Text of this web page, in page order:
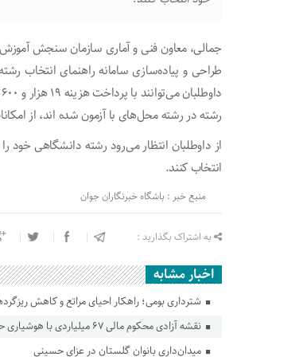
جمالی، معاون فنی و آماری سازمان سنجش
رشته در رشته محل‌های با آزمون شده اند، از
از داوطلبان انتظار می‌رود رشته دانشگاهی خود
انتخاب کنند‌.
منبع خبر : باشگاه خبرنگاران جوان
به اشتراک بگذارید :
اخبار مشابه
شترداری بومی؛ راهکار احیای مراتع و کاهش
نقشه آزادی محکوم مالی ۶۷ میلیاردی با هوشیاری حفاظت دادگستری گلستان ناکام ماند
میدان‌داری بانوان گلستان در عزای حسینی